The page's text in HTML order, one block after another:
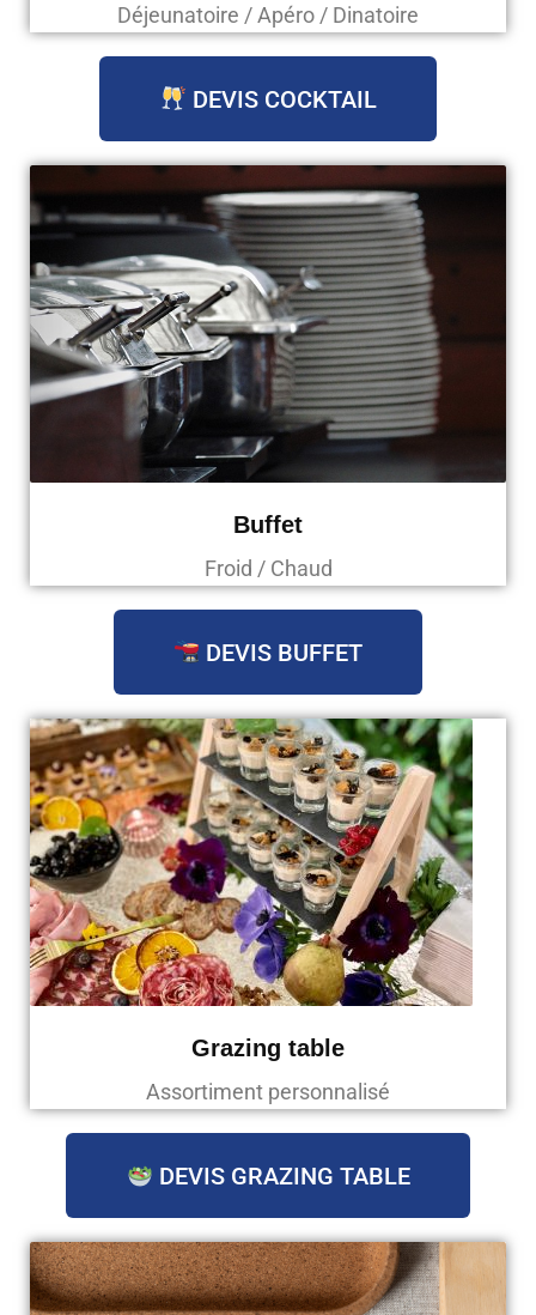
Déjeunatoire / Apéro / Dinatoire
DEVIS COCKTAIL
Buffet
Froid / Chaud
DEVIS BUFFET
Grazing table
Assortiment personnalisé
DEVIS GRAZING TABLE